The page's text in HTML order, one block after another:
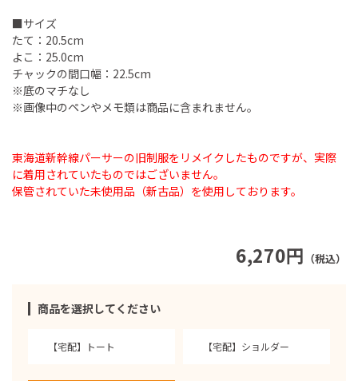
6,270円 （税込）
商品を選択してください
【宅配】トート 【宅配】ショルダー
■サイズ
たて：20.5cm
よこ：25.0cm
チャックの間口幅：22.5cm
※底のマチなし
※画像中のペンやメモ類は商品に含まれません。
東海道新幹線パーサーの旧制服をリメイクしたものですが、実際
に着用されていたものではございません。
保管されていた未使用品（新古品）を使用しております。